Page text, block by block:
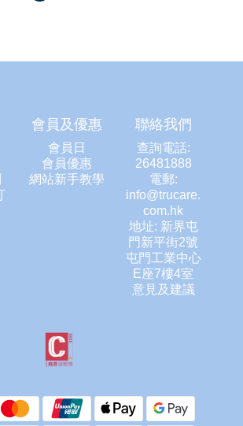
會員及優惠
會員日
會員優惠
網站新手教學
聯絡我們
查詢電話:
26481888
電郵:
info@trucare.
com.hk
地址: 新界屯
門新平街2號
屯門工業中心
E座7樓4室
意見及建議